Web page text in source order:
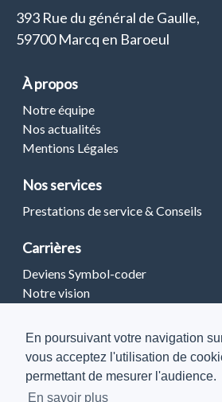
En poursuivant votre navigation
vous acceptez l'utilisation de
permettant de mesurer l'audience.
En savoir plus
393 Rue du général de Gaulle,
59700 Marcq en Baroeul
À propos
Notre équipe
Nos actualités
Mentions Légales
Nos services
Prestations de service & Conseils
Carrières
Deviens Symbol-coder
Notre vision
Restons connectés
Discutons de vos projets